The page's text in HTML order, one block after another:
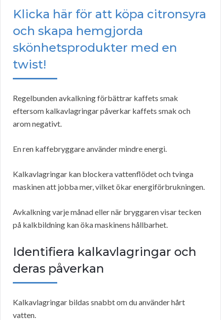
Klicka här för att köpa citronsyra
och skapa hemgjorda
skönhetsprodukter med en
twist!
Regelbunden avkalkning förbättrar kaffets smak
eftersom kalkavlagringar påverkar kaffets smak och
arom negativt.
En ren kaffebryggare använder mindre energi.
Kalkavlagringar kan blockera vattenflödet och tvinga
maskinen att jobba mer, vilket ökar energiförbrukningen.
Avkalkning varje månad eller när bryggaren visar tecken
på kalkbildning kan öka maskinens hållbarhet.
Identifiera kalkavlagringar och
deras påverkan
Kalkavlagringar bildas snabbt om du använder hårt
vatten.